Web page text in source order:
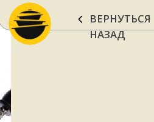
ВЕРНУТЬСЯ
НАЗАД